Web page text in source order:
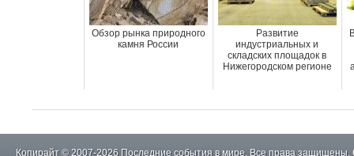
Обзор рынка природного
камня России
Развитие
индустриальных и
складских площадок в
Нижегородском регионе
Копирайт © 2007-2026 Последние события в мире. Все права защищены.